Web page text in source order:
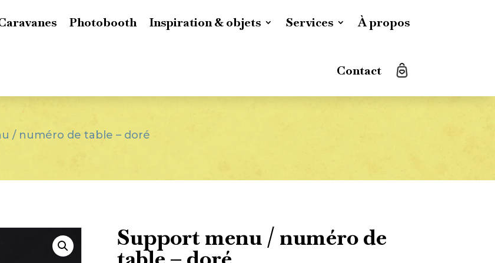
Photobooth Inspiration & objets Services À propos
Contact
/ numéro de table – doré
Support menu / numéro de